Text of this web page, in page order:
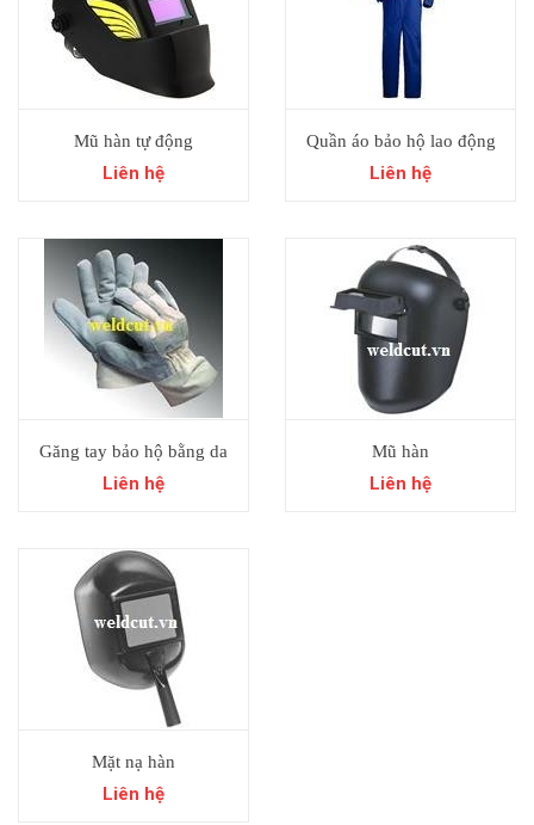
Mũ hàn tự động
Liên hệ
Quần áo bảo hộ lao động
Liên hệ
Găng tay bảo hộ bằng da
Liên hệ
Mũ hàn
Liên hệ
Mặt nạ hàn
Liên hệ